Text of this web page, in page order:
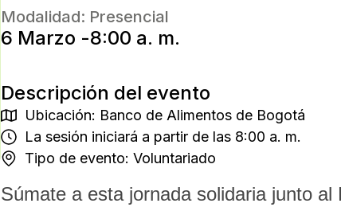
Modalidad: Presencial
6 Marzo -8:00 a. m.
Descripción del evento
Ubicación: Banco de Alimentos de Bogotá
La sesión iniciará a partir de las 8:00 a. m.
Tipo de evento:Voluntariado
Súmate a esta jornada solidaria junto